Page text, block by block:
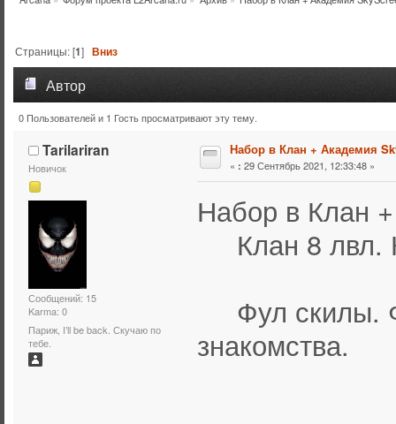
Страницы: [1]Вниз
Автор
Тема: Набор в Клан + Академия SkyScreem (Прочитано
0 Пользователей и 1 Гость просматривают эту тему.
Tarilariran
Новичок
Сообщений: 15
Karma: 0
Париж, I’ll be back. Скучаю по
тебе.
Набор в Клан + Академия
« : 29 Сентябрь 2021, 12:33:48 »
Набор в Клан
Клан 8 лвл.
Фул скилы.
знакомства.